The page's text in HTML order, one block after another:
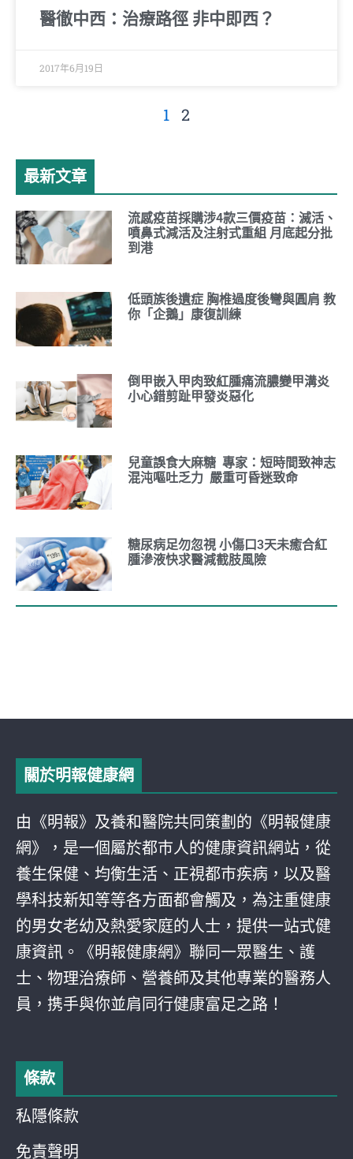
醫徹中西：治療路徑 非中即西？
2017年6月19日
1 2
最新文章
流感疫苗採購涉4款三價疫苗：滅活、
噴鼻式減活及注射式重組 月底起分批
到港
低頭族後遺症 胸椎過度後彎與圓肩 教
你「企鵝」康復訓練
倒甲嵌入甲肉致紅腫痛流膿變甲溝炎
小心錯剪趾甲發炎惡化
兒童誤食大麻糖 專家：短時間致神志
混沌嘔吐乏力 嚴重可昏迷致命
糖尿病足勿忽視 小傷口3天未癒合紅
腫滲液快求醫減截肢風險
關於明報健康網
由《明報》及養和醫院共同策劃的《明報健康
網》，是一個屬於都巿人的健康資訊網站，從
養生保健、均衡生活、正視都巿疾病，以及醫
學科技新知等等各方面都會觸及，為注重健康
的男女老幼及熱愛家庭的人士，提供一站式健
康資訊。《明報健康網》聯同一眾醫生、護
士、物理治療師、營養師及其他專業的醫務人
員，携手與你並肩同行健康富足之路！
條款
私隱條款
免責聲明